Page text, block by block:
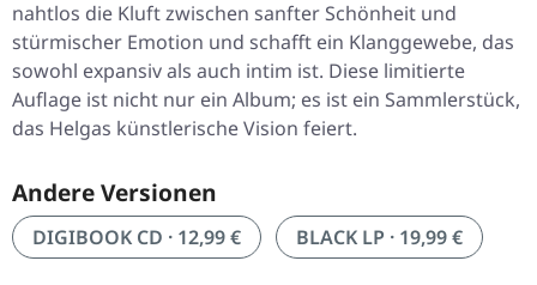
nahtlos die Kluft zwischen sanfter Schönheit und
stürmischer Emotion und schafft ein Klanggewebe, das
sowohl expansiv als auch intim ist. Diese limitierte
Auflage ist nicht nur ein Album; es ist ein Sammlerstück,
das Helgas künstlerische Vision feiert.
Andere Versionen
DIGIBOOK CD · 12,99 € BLACK LP · 19,99 €